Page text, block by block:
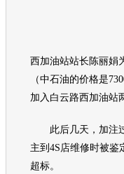
西加油站站长陈丽娟
（中石油的价格是
加入白云路西加油站
此后几天，加注
主到4S店维修时被
超标。